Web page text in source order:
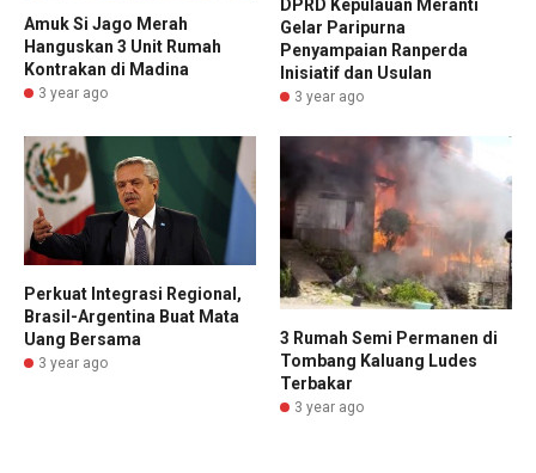
Amuk Si Jago Merah
Hanguskan 3 Unit Rumah
Kontrakan di Madina
3 year ago
DPRD Kepulauan Meranti
Gelar Paripurna
Penyampaian Ranperda
Inisiatif dan Usulan
3 year ago
Perkuat Integrasi Regional,
Brasil-Argentina Buat Mata
Uang Bersama
3 year ago
3 Rumah Semi Permanen di
Tombang Kaluang Ludes
Terbakar
3 year ago